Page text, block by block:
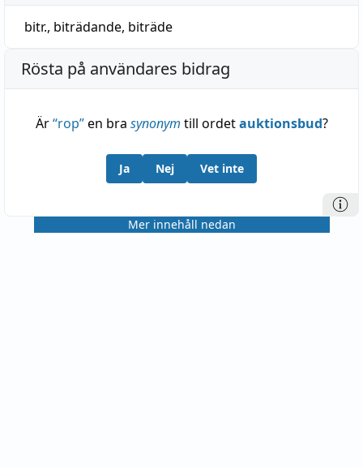
bitr., biträdande, biträde
Rösta på användares bidrag
Är“rop”en bra synonym till ordetauktionsbud?
Ja Nej Vet inte
Mer innehåll nedan